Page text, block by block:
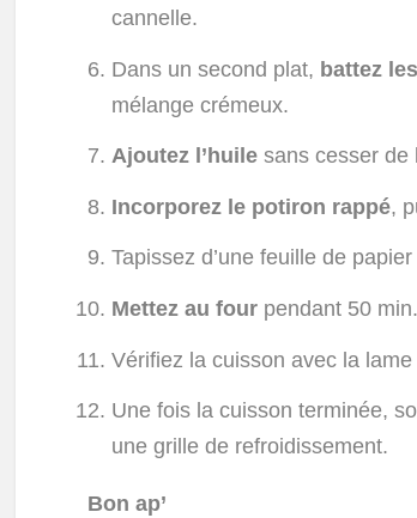
cannelle.
Dans un second plat, battez
mélange crémeux.
Ajoutez l’huile sans cesser de
Incorporez le potiron rappé,
Tapissez d’une feuille de
Mettez au four pendant 50 min.
Vérifiez la cuisson avec la lame
Une fois la cuisson terminée,
une grille de refroidissement.
Bon ap’